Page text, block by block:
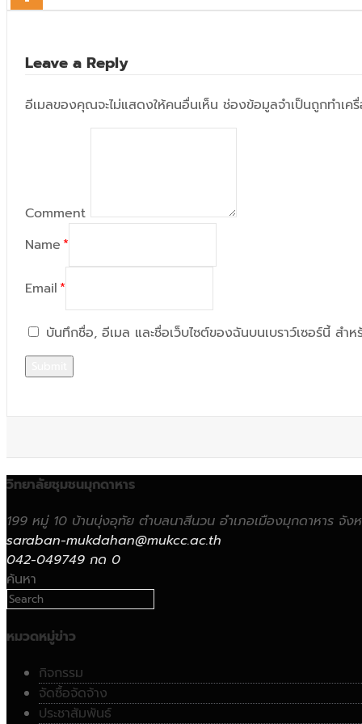
Leave a Reply
อีเมลของคุณจะไม่แสดงให้คนอื่นเห็น ช่องข้อมูลจำเป็นถูกทำเค
Comment
Name *
Email *
บันทึกชื่อ, อีเมล และชื่อเว็บไซต์ของฉันบนเบราว์เซอร์นี้ สำ
วิทยาลัยชุมชนมุกดาหาร
199 หมู่ 10 บ้านบุ่งอุทัย ตำบลนาสีนวน อำเภอเมืองมุกดาหาร จั
saraban-mukdahan@mukcc.ac.th
042-049749 กด 0
ค้นหา
หมวดหมู่ข่าว
กิจกรรม
จัดซื้อจัดจ้าง
ประชาสัมพันธ์